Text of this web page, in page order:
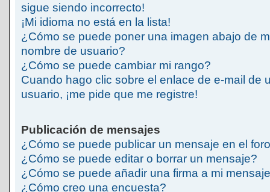
sigue siendo incorrecto!
¡Mi idioma no está en la lista!
¿Cómo se puede poner una imagen abajo de
nombre de usuario?
¿Cómo se puede cambiar mi rango?
Cuando hago clic sobre el enlace de e-mail de
usuario, ¡me pide que me registre!
Publicación de mensajes
¿Cómo se puede publicar un mensaje en el
¿Cómo se puede editar o borrar un mensaje?
¿Cómo se puede añadir una firma a mi
¿Cómo creo una encuesta?